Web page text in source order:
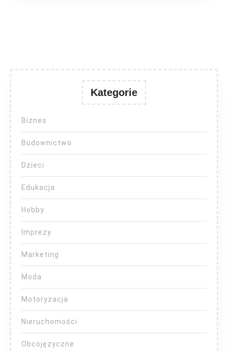
Kategorie
Biznes
Budownictwo
Dzieci
Edukacja
Hobby
Imprezy
Marketing
Moda
Motoryzacja
Nieruchomości
Obcojęzyczne